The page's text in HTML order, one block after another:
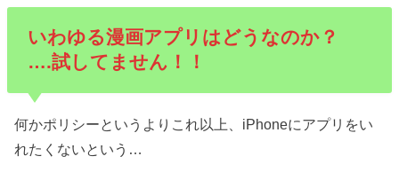
いわゆる漫画アプリはどうなのか？
….試してません！！
何かポリシーというよりこれ以上、iPhoneにアプリをい
れたくないという…